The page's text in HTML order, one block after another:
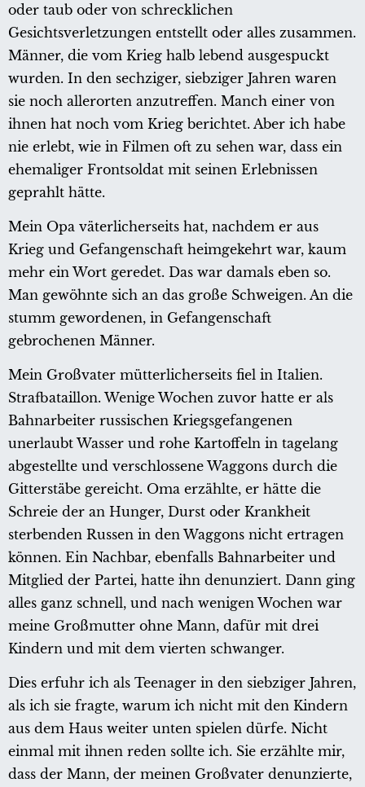
oder taub oder von schrecklichen
Gesichtsverletzungen entstellt oder alles zusammen.
Männer, die vom Krieg halb lebend ausgespuckt
wurden. In den sechziger, siebziger Jahren waren
sie noch allerorten anzutreffen. Manch einer von
ihnen hat noch vom Krieg berichtet. Aber ich habe
nie erlebt, wie in Filmen oft zu sehen war, dass ein
ehemaliger Frontsoldat mit seinen Erlebnissen
geprahlt hätte.
Mein Opa väterlicherseits hat, nachdem er aus
Krieg und Gefangenschaft heimgekehrt war, kaum
mehr ein Wort geredet. Das war damals eben so.
Man gewöhnte sich an das große Schweigen. An die
stumm gewordenen, in Gefangenschaft
gebrochenen Männer.
Mein Großvater mütterlicherseits fiel in Italien.
Strafbataillon. Wenige Wochen zuvor hatte er als
Bahnarbeiter russischen Kriegsgefangenen
unerlaubt Wasser und rohe Kartoffeln in tagelang
abgestellte und verschlossene Waggons durch die
Gitterstäbe gereicht. Oma erzählte, er hätte die
Schreie der an Hunger, Durst oder Krankheit
sterbenden Russen in den Waggons nicht ertragen
können. Ein Nachbar, ebenfalls Bahnarbeiter und
Mitglied der Partei, hatte ihn denunziert. Dann ging
alles ganz schnell, und nach wenigen Wochen war
meine Großmutter ohne Mann, dafür mit drei
Kindern und mit dem vierten schwanger.
Dies erfuhr ich als Teenager in den siebziger Jahren,
als ich sie fragte, warum ich nicht mit den Kindern
aus dem Haus weiter unten spielen dürfe. Nicht
einmal mit ihnen reden sollte ich. Sie erzählte mir,
dass der Mann, der meinen Großvater denunzierte,